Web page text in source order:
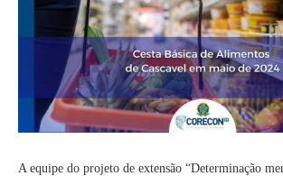
A equipe do projeto de extensão “Determinação